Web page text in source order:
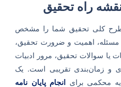
کلی تحقیق شما را مشخص
اهمیت و ضرورت تحقیق،
یا سوالات تحقیق، مرور ادبیات
و زمان‌بندی تقریبی است. یک
محکمی برای
انجام پایان نامه